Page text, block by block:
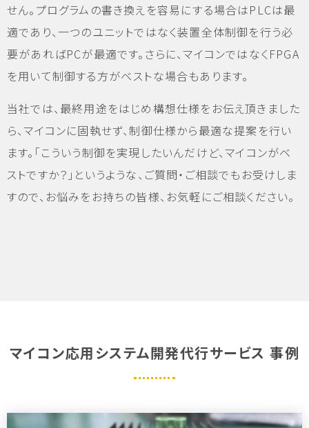
せん。プログラムの書き換えを容易にする場合はPLCは最
適であり、一つのユニットではなく装置全体制御を行う必
要があればPCが最適です。さらに、マイコンではなくFPGA
を用いて制御する方がベストな場合もあります。
当社では、最終用途をはじめ構想仕様をお伝え頂きました
ら、マイコンに固執せず、制御仕様から最適な提案を行い
ます。「こういう制御を実現したいんだけど、マイコンがベ
ストですか？」というような、ご質問・ご相談でもお受けしま
すので、お悩みをお持ちの皆様、お気軽にご相談ください。
マイコン応用システム開発代行サービス 事例